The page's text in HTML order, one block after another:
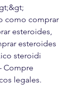
como comprar
esteroides,
esteroides
steroidi
Compre
legales.